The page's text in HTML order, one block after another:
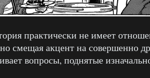
практически не имеет
смещая акцент на совершенно
вопросы, поднятые